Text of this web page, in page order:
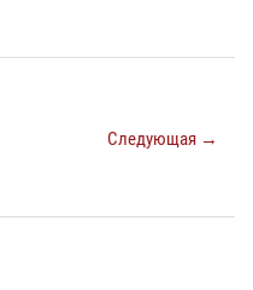
Следующая →